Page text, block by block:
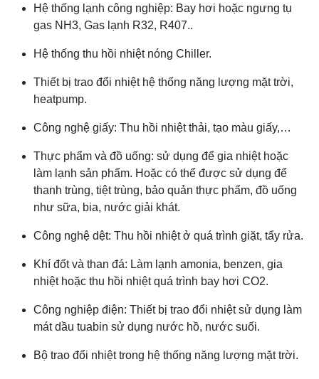
Hệ thống lạnh công nghiệp: Bay hơi hoặc ngưng tụ
gas NH3, Gas lạnh R32, R407..
Hệ thống thu hồi nhiệt nóng Chiller.
Thiết bị trao đổi nhiệt hệ thống năng lượng mặt trời,
heatpump.
Công nghệ giấy: Thu hồi nhiệt thải, tạo màu giấy,…
Thực phẩm và đồ uống: sử dụng để gia nhiệt hoặc
làm lạnh sản phẩm. Hoặc có thể được sử dụng để
thanh trùng, tiệt trùng, bảo quản thực phẩm, đồ uống
như sữa, bia, nước giải khát.
Công nghệ dệt: Thu hồi nhiệt ở quá trình giặt, tẩy rửa.
Khí đốt và than đá: Làm lạnh amonia, benzen, gia
nhiệt hoặc thu hồi nhiệt quá trình bay hơi CO2.
Công nghiệp điện: Thiết bị trao đổi nhiệt sử dụng làm
mát dầu tuabin sử dụng nước hồ, nước suối.
Bộ trao đổi nhiệt trong hệ thống năng lượng mặt trời.